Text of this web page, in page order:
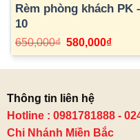
Rèm phòng khách PK
10
650,000₫ Giá
gốc
là:
650,000₫.
580,000₫Giá
tại
là:
Thông tin liên hệ
Hotline : 0981781888 -
Chi Nhánh Miền Bắc